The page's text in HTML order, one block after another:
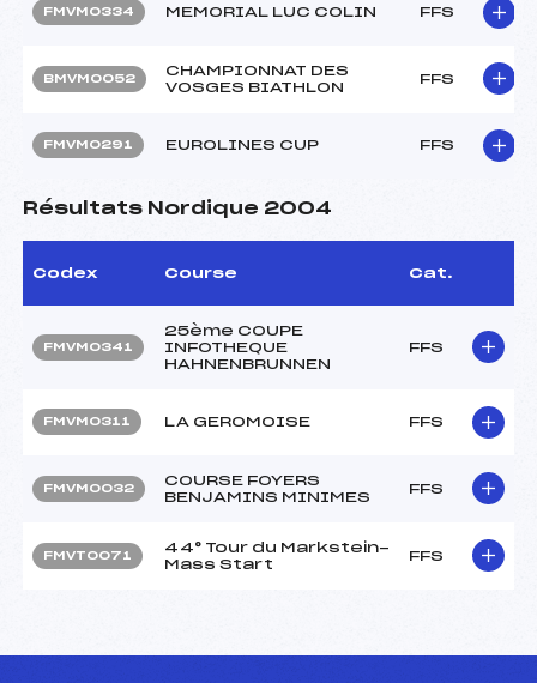
FMVM0334 MEMORIAL LUC COLIN FFS
BMVM0052
CHAMPIONNAT DES
VOSGES BIATHLON
FFS
FMVM0291 EUROLINES CUP FFS
Résultats Nordique 2004
Codex Course Cat.
FMVM0341
25ème COUPE
INFOTHEQUE
HAHNENBRUNNEN
FFS
FMVM0311 LA GEROMOISE FFS
FMVM0032
COURSE FOYERS
BENJAMINS MINIMES
FFS
FMVT0071
44° Tour du Markstein-
Mass Start
FFS